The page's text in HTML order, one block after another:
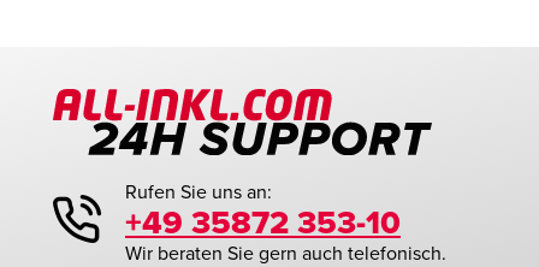
Rufen Sie uns an:
+49 35872 353-10
Wir beraten Sie gern auch telefonisch.